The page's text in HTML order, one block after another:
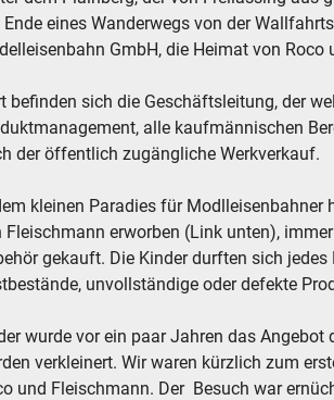
Ende eines Wanderwegs von der
GmbH, die Heimat von Roco
befinden sich die Geschäftsleitung, der
alle kaufmännischen
der öffentlich zugängliche Werkverkauf.
kleinen Paradies für
Fleischmann erworben (Link unten),
gekauft. Die Kinder durften sich
unvollständige oder defekte
wurde vor ein paar Jahren das
verkleinert. Wir waren kürzlich zum
und Fleischmann. Der Besuch war